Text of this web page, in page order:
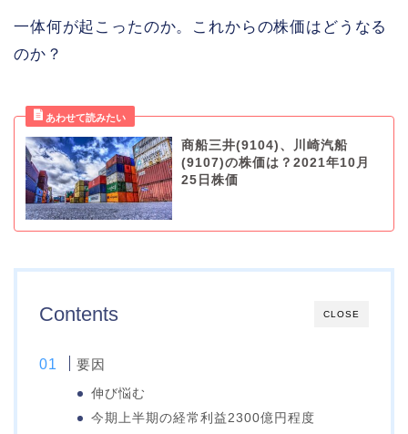
一体何が起こったのか。これからの株価はどうなる
のか？
商船三井(9104)、川崎汽船
(9107)の株価は？2021年10月
25日株価
CLOSE
Contents
要因
伸び悩む
今期上半期の経常利益2300億円程度